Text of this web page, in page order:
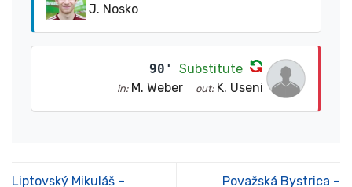
J. Nosko
90' Substitute
in: M. Weber out: K. Useni
Liptovský Mikuláš –
Považská Bystrica –